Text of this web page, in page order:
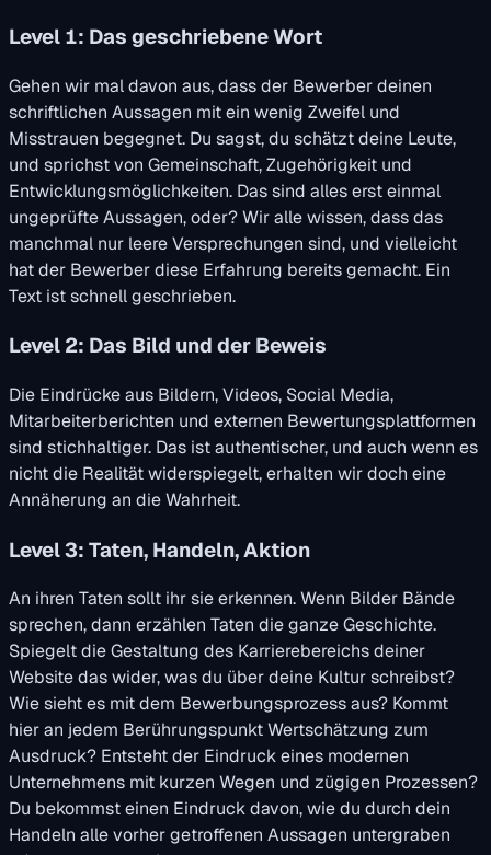
Level 1: Das geschriebene Wort
Gehen wir mal davon aus, dass der Bewerber deinen
schriftlichen Aussagen mit ein wenig Zweifel und
Misstrauen begegnet. Du sagst, du schätzt deine Leute,
und sprichst von Gemeinschaft, Zugehörigkeit und
Entwicklungsmöglichkeiten. Das sind alles erst einmal
ungeprüfte Aussagen, oder? Wir alle wissen, dass das
manchmal nur leere Versprechungen sind, und vielleicht
hat der Bewerber diese Erfahrung bereits gemacht. Ein
Text ist schnell geschrieben.
Level 2: Das Bild und der Beweis
Die Eindrücke aus Bildern, Videos, Social Media,
Mitarbeiterberichten und externen Bewertungsplattformen
sind stichhaltiger. Das ist authentischer, und auch wenn es
nicht die Realität widerspiegelt, erhalten wir doch eine
Annäherung an die Wahrheit.
Level 3: Taten, Handeln, Aktion
An ihren Taten sollt ihr sie erkennen. Wenn Bilder Bände
sprechen, dann erzählen Taten die ganze Geschichte.
Spiegelt die Gestaltung des Karrierebereichs deiner
Website das wider, was du über deine Kulturschreibst?
Wie sieht es mit dem Bewerbungsprozess aus? Kommt
hier an jedem Berührungspunkt Wertschätzung zum
Ausdruck? Entsteht der Eindruck eines modernen
Unternehmens mit kurzen Wegen und zügigen Prozessen?
Du bekommst einen Eindruck davon, wie du durch dein
Handeln alle vorher getroffenen Aussagen untergraben